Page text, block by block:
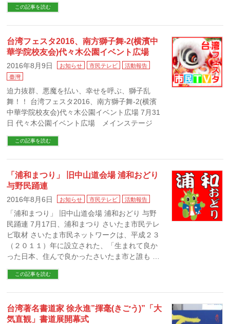
この記事を読む
台湾フェスタ2016、南方獅子舞-2(横濱中
華学院校友会)代々木公園イベント広場
2016年8月9日 お知らせ 市民テレビ
活動報告
臺灣
迫力抜群、悪魔を払い、幸せを呼ぶ、獅子乱
舞！！ 台湾フェスタ2016、南方獅子舞-2(横濱
中華学院校友会)代々木公園イベント広場 7月31
日 代々木公園イベント広場 メインステージ
この記事を読む
「浦和まつり」 旧中山道会場 浦和おどり
与野民踊連
2016年8月6日 お知らせ 市民テレビ 活動報告
「浦和まつり」 旧中山道会場 浦和おどり 与野
民踊連 7月17日、浦和まつり さいたま市民テレ
ビ取材 さいたま市民ネットワークは、平成２３
（２０１１）年に設立された、「生まれて良か
った日本、住んで良かったさいたま市と誰も …
この記事を読む
台湾著名書道家 徐永進”揮毫(きごう)”「大
気直観」書道展開幕式